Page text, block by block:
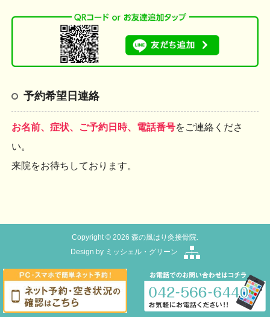
予約希望日連絡
お名前、症状、ご予約日時、電話番号をご連絡くださ
い。
来院をお待ちしております。
Copyright © 2026 森の風はり灸接骨院.
Design by ミッシェル・グリーン